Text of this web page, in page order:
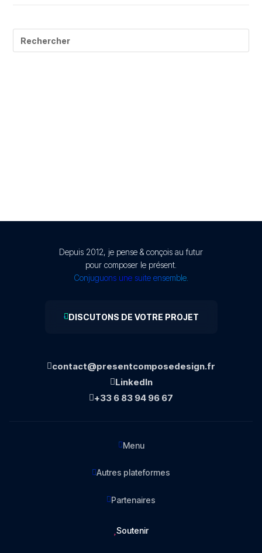
Depuis 2012, je pense & conçois au futur
pour composer le présent.
Conjuguons une suite ensemble.
DISCUTONS DE VOTRE PROJET
contact@presentcomposedesign.fr
LinkedIn
+33 6 83 94 96 67
Menu
Autres plateformes
Partenaires
Soutenir